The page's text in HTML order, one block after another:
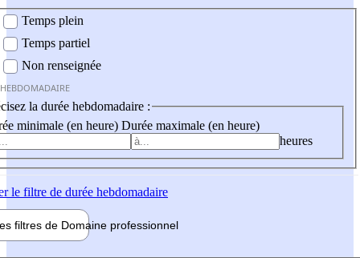
Temps plein
Temps partiel
Non renseignée
la durée hebdomadaire :
minimale (en heure) Durée maximale (en heure)
heures
le filtre de durée hebdomadaire
filtres de Domaine professionnel